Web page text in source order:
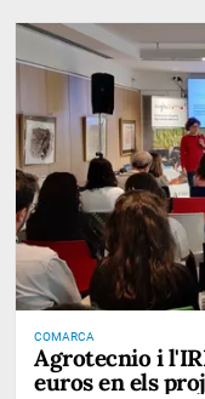
COMARCA
Agrotecnio i
euros en els